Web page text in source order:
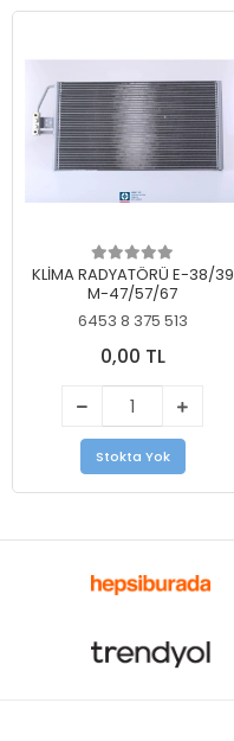
KLİMA RADYATÖRÜ E-38/39
M-47/57/67
6453 8 375 513
0,00 TL
Stokta Yok